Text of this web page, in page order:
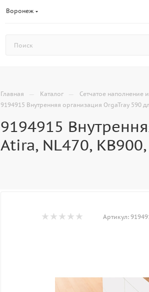
Воронеж
Главная — Каталог — Сетчатое наполнение
9194915 Внутренняя организация OrgaTray 590
9194915
Atira, NL470,
Артикул: